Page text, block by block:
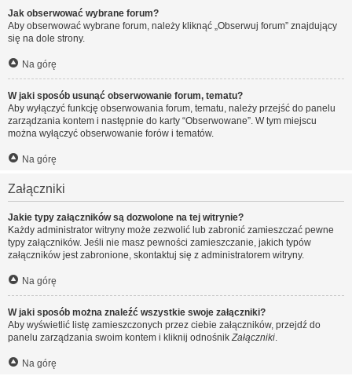
Jak obserwować wybrane forum?
Aby obserwować wybrane forum, należy kliknąć „Obserwuj forum” znajdujący
się na dole strony.
Na górę
W jaki sposób usunąć obserwowanie forum, tematu?
Aby wyłączyć funkcję obserwowania forum, tematu, należy przejść do panelu
zarządzania kontem i następnie do karty “Obserwowane”. W tym miejscu
można wyłączyć obserwowanie forów i tematów.
Na górę
Załączniki
Jakie typy załączników są dozwolone na tej witrynie?
Każdy administrator witryny może zezwolić lub zabronić zamieszczać pewne
typy załączników. Jeśli nie masz pewności zamieszczanie, jakich typów
załączników jest zabronione, skontaktuj się z administratorem witryny.
Na górę
W jaki sposób można znaleźć wszystkie swoje załączniki?
Aby wyświetlić listę zamieszczonych przez ciebie załączników, przejdź do
panelu zarządzania swoim kontem i kliknij odnośnikZałączniki.
Na górę